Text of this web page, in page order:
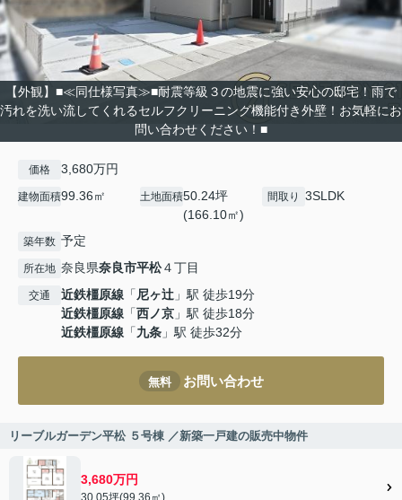
【外観】■≪同仕様写真≫■耐震等級３の地震に強い安心の邸宅！雨で
汚れを洗い流してくれるセルフクリーニング機能付き外壁！お気軽にお
問い合わせください！■
価格 3,680万円
建物面積99.36㎡ 土地面積50.24坪
(166.10㎡)
間取り 3SLDK
築年数 予定
所在地 奈良県奈良市平松４丁目
交通 近鉄橿原線 「尼ヶ辻 」駅 徒歩19分
近鉄橿原線 「西ノ京 」駅 徒歩18分
近鉄橿原線 「九条 」駅 徒歩32分
無料 お問い合わせ
リーブルガーデン平松 ５号棟 ／新築一戸建の販売中物件
3,680万円
30.05坪(99.36㎡)